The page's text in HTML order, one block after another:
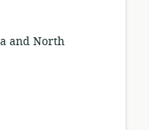
and North